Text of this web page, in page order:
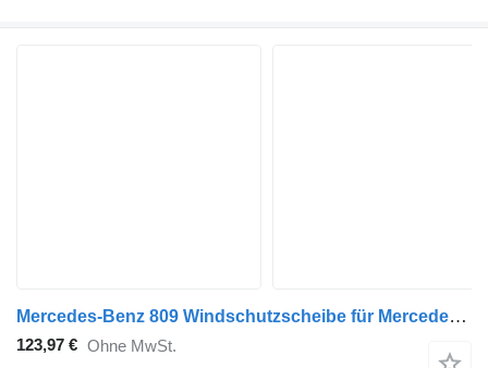
Mercedes-Benz 809 Windschutzscheibe für Mercedes-Benz LK/LN2 LKW
123,97 € Ohne MwSt.